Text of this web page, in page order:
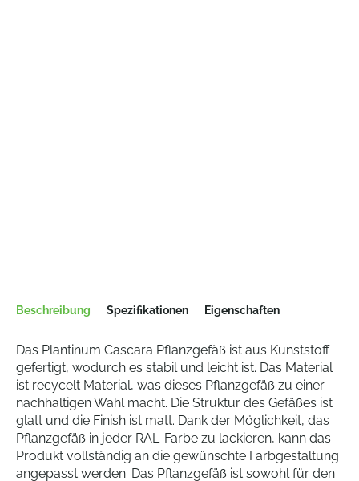
Beschreibung Spezifikationen Eigenschaften
Das Plantinum Cascara Pflanzgefäß ist aus Kunststoff
gefertigt, wodurch es stabil und leicht ist. Das Material
ist recycelt Material, was dieses Pflanzgefäß zu einer
nachhaltigen Wahl macht. Die Struktur des Gefäßes ist
glatt und die Finish ist matt. Dank der Möglichkeit, das
Pflanzgefäß in jeder RAL-Farbe zu lackieren, kann das
Produkt vollständig an die gewünschte Farbgestaltung
angepasst werden. Das Pflanzgefäß ist sowohl für den